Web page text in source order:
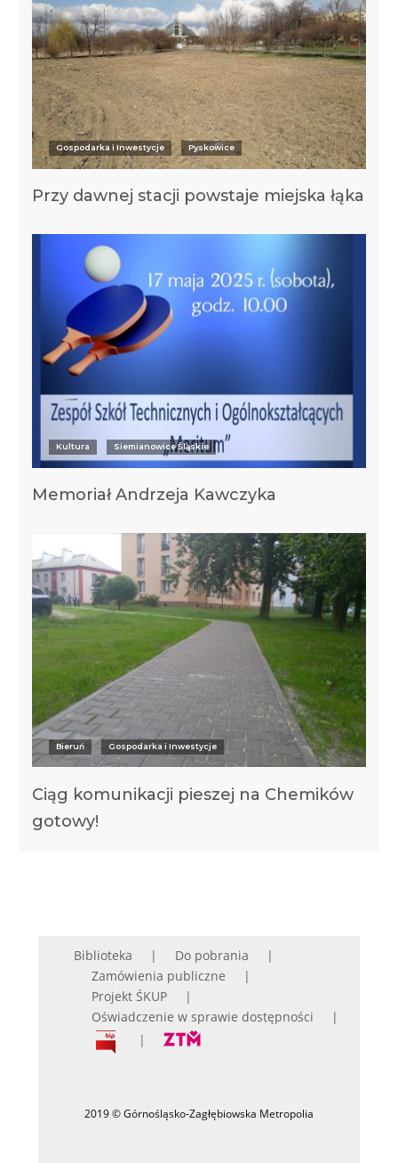
Gospodarka i Inwestycje Pyskowice
Przy dawnej stacji powstaje miejska łąka
Kultura Siemianowice Śląskie
Memoriał Andrzeja Kawczyka
Bieruń Gospodarka i Inwestycje
Ciąg komunikacji pieszej na Chemików
gotowy!
Biblioteka
Do pobrania
Zamówienia publiczne
Projekt ŚKUP
Oświadczenie w sprawie dostępności
2019 © Górnośląsko-Zagłębiowska Metropolia